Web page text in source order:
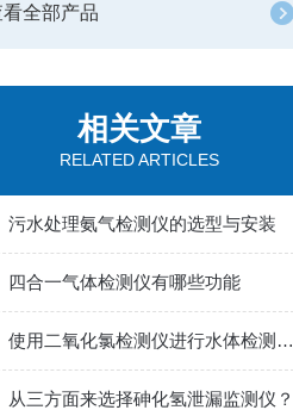
看全部产品
相关文章
RELATED ARTICLES
污水处理氨气检测仪的选型与安装
四合一气体检测仪有哪些功能
使用二氧化氯检测仪进行水体检测的准确性评估
从三方面来选择砷化氢泄漏监测仪？